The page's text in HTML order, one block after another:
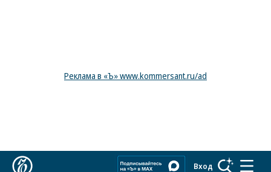
Реклама в «Ъ» www.kommersant.ru/ad
Вход